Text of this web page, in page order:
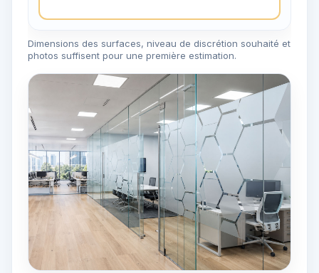
Dimensions des surfaces, niveau de discrétion souhaité et
photos suffisent pour une première estimation.